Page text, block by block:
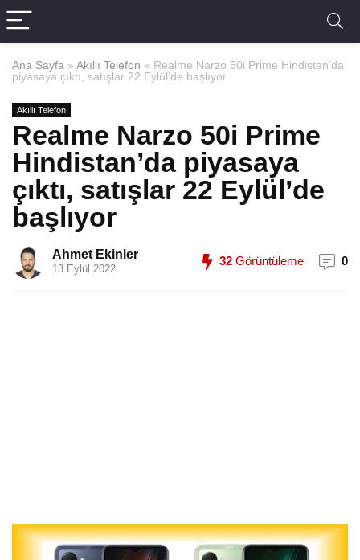
Ana Sayfa » Akıllı Telefon » Realme Narzo 50i Prime Hindistan’da
piyasaya çıktı, satışlar 22 Eylül’de başlıyor
Akıllı Telefon
Realme Narzo 50i Prime
Hindistan’da piyasaya
çıktı, satışlar 22 Eylül’de
başlıyor
Ahmet Ekinler
13 Eylül 2022
32 Görüntüleme 0